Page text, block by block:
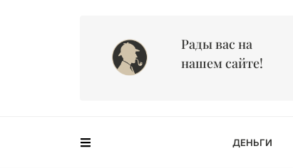
Рады вас на
нашем сайте!
ДЕНЬГИ